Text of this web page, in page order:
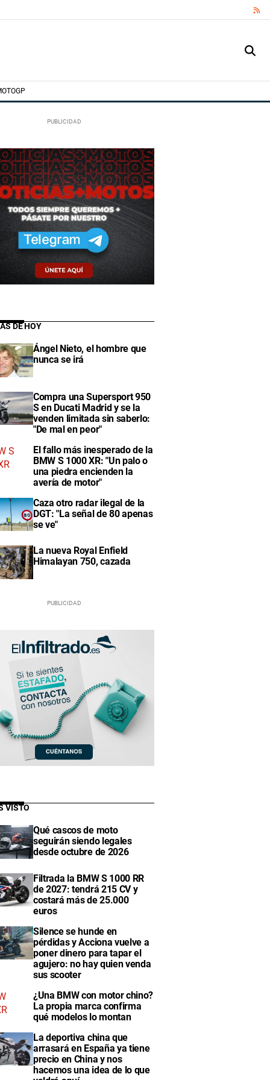
DE HOY
Ángel Nieto, el hombre que
nunca se irá
Compra una Supersport 950
S en Ducati Madrid y se la
venden limitada sin saberlo:
"De mal en peor"
El fallo más inesperado de la
BMW S 1000 XR: "Un palo o
una piedra encienden la
avería de motor"
Caza otro radar ilegal de la
DGT: "La señal de 80 apenas
se ve"
La nueva Royal Enfield
Himalayan 750, cazada
VISTO
Qué cascos de moto
seguirán siendo legales
desde octubre de 2026
Filtrada la BMW S 1000 RR
de 2027: tendrá 215 CV y
costará más de 25.000
euros
Silence se hunde en
pérdidas y Acciona vuelve a
poner dinero para tapar el
agujero: no hay quien venda
sus scooter
¿Una BMW con motor chino?
La propia marca confirma
qué modelos lo montan
La deportiva china que
arrasará en España ya tiene
precio en China y nos
hacemos una idea de lo que